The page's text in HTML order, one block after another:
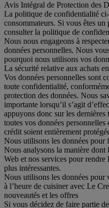
Avis Intégral de Protection des
La politique de confidentialité
consommateurs. Si vous êtes
consulter la politique de
Nous nous engageons à
données personnelles. Nous
pourquoi nous utilisons vos
La sécurité relative aux achats
Vos données personnelles sont
toute confidentialité,
protection des données. Nous
importante lorsqu’il s’agit
appuyons donc sur les
toutes vos données
crédit soient entièrement
Nous utilisons les données pour
Nous analysons la manière
Web et nos services pour
plus intéressantes.
Nous utilisons les données
à l’heure de cuisiner avec Le
nouveautés et les offres
Si vous décidez de faire partie